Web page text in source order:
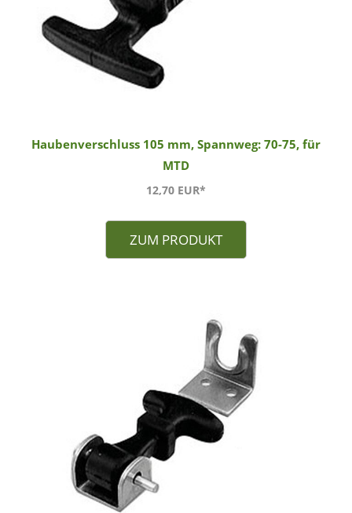
Haubenverschluss 105 mm, Spannweg: 70-75, für
MTD
12,70 EUR*
ZUM PRODUKT